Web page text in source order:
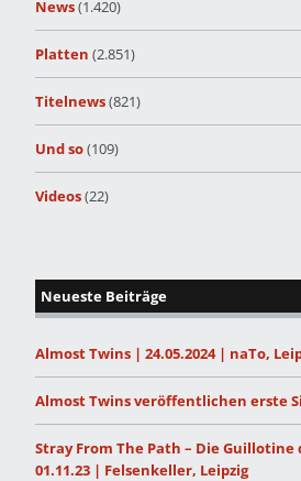
News(1.420)
Platten (2.851)
Titelnews(821)
Und so(109)
Videos(22)
Neueste Beiträge
Almost Twins | 24.05.2024 | naTo,
Almost Twins veröffentlichen erste
Stray From The Path – Die Guillotine
01.11.23 | Felsenkeller, Leipzig